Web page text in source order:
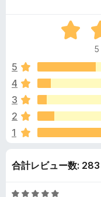
e
a
s
D
5
段
中
.
の
価
5
5
4
3
2
1
合計レビュー数: 283
5